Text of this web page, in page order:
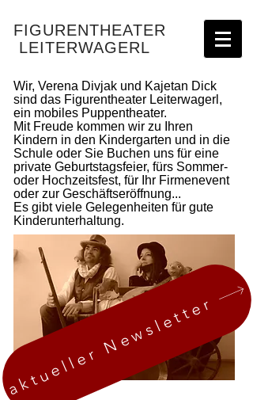
FIGURENTHEATER
LEITERWAGERL
Wir, Verena Divjak und Kajetan Dick
sind das Figurentheater Leiterwagerl,
ein mobiles Puppentheater.
Mit Freude kommen wir zu Ihren
Kindern in den Kindergarten und in die
Schule oder Sie Buchen uns für eine
private Geburtstagsfeier, fürs Sommer-
oder Hochzeitsfest, für Ihr Firmenevent
oder zur Geschäftseröffnung...
Es gibt viele Gelegenheiten für gute
Kinderunterhaltung.
aktueller Newsletter